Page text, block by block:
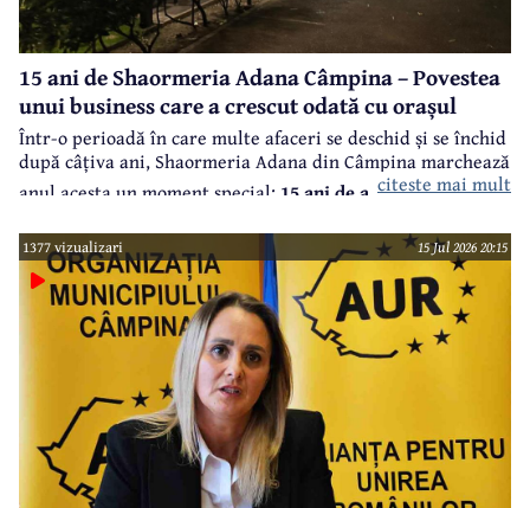
15 ani de Shaormeria Adana Câmpina – Povestea
unui business care a crescut odată cu orașul
Într-o perioadă în care multe afaceri se deschid și se închid
după câțiva ani, Shaormeria Adana din Câmpina marchează
anul acesta un moment special: 15 ani de activitate, cu o
promoție incredibilă în care oferă orice produs consacrat
deja cu un cost peste 15 lei, cadou la 15 lei, doar marți, 4
august, până la ora 15.00, în limita stocului.În spatele
acestui succes se află perseverență și calitate a unor
produse excepționale și dorința de a oferi clienților o
calitate constantă la cele mai înalte standarde.
citeste mai mult
1377 vizualizari 15 Jul 2026 20:15